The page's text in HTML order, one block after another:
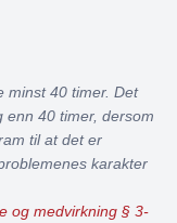
40 timer. Det
40 timer, dersom
til at det er
karakter
og medvirkning § 3-